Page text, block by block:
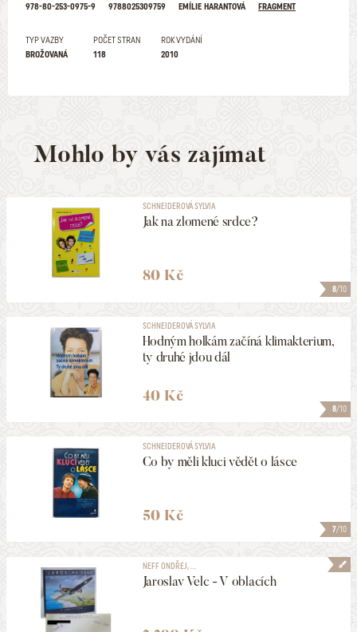
978-80-253-0975-9
9788025309759
EMÍLIE HARANTOVÁ
FRAGMENT
TYP VAZBY
BROŽOVANÁ
POČET STRAN
118
ROK VYDÁNÍ
2010
Mohlo by vás zajímat
8/10
SCHNEIDEROVÁ SYLVIA
Jak na zlomené srdce?
80 Kč
8/10
SCHNEIDEROVÁ SYLVIA
Hodným holkám začíná klimakterium,
ty druhé jdou dál
40 Kč
7/10
SCHNEIDEROVÁ SYLVIA
Co by měli kluci vědět o lásce
50 Kč
NEFF ONDŘEJ, ...
Jaroslav Velc - V oblacích